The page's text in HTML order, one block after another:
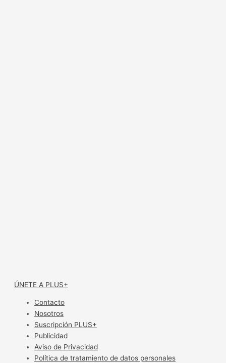
ÚNETE A PLUS+
Contacto
Nosotros
Suscripción PLUS+
Publicidad
Aviso de Privacidad
Política de tratamiento de datos personales